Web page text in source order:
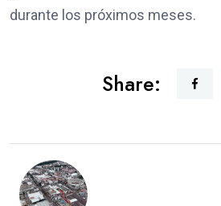
durante los próximos meses.
Share: